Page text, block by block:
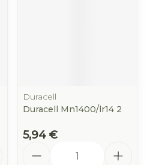
Duracell
Duracell Mn1400/lr14 2
5,94 €